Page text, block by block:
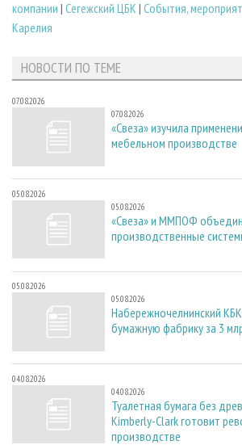
компании | Сегежский ЦБК | События,
Карелия
НОВОСТИ ПО ТЕМЕ
07.08.2026
07.08.2026
«Свеза» изучила
мебельном производстве
05.08.2026
05.08.2026
«Свеза» и ММПОФ
производственные
05.08.2026
05.08.2026
Набережночелнинский
бумажную фабрику за 3
04.08.2026
04.08.2026
Туалетная бумага без
Kimberly-Clark готовит
производстве